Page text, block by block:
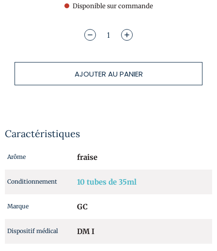
Disponible sur commande
AJOUTER AU PANIER
Caractéristiques
Arôme fraise
Conditionnement 10 tubes de 35ml
Marque GC
Dispositif médical DM I